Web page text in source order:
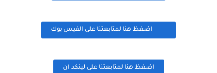
اضغظ هنا لمتابعتنا على الفيس بوك
اضغظ هنا لمتابعتنا على لينكد ان